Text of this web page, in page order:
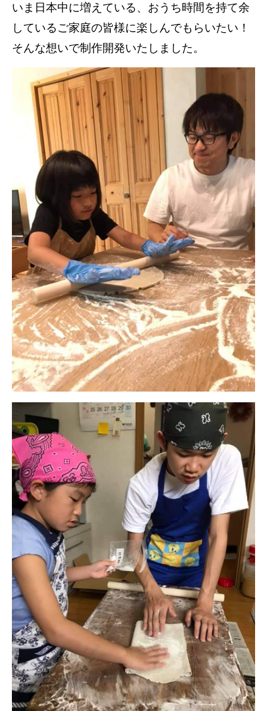
いま⽇本中に増えている、おうち時間を持て余
しているご家庭の皆様に楽しんでもらいたい！
そんな想いで制作開発いたしました。